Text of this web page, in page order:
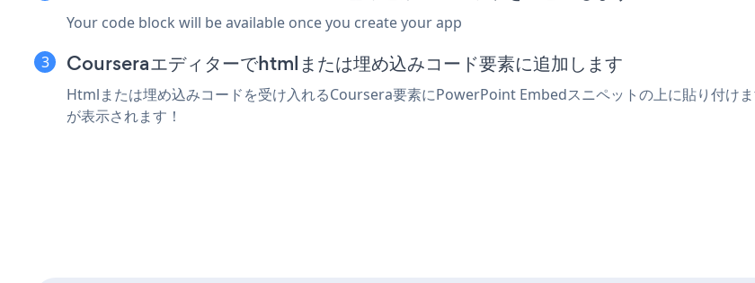
Your code block will be available once you create your app
Courseraエディターでhtmlまたは埋め込みコード要素に追加します
Htmlまたは埋め込みコードを受け入れるCoursera要素にPowerPoint Embedスニペットの上に貼り付け
が表示されます！